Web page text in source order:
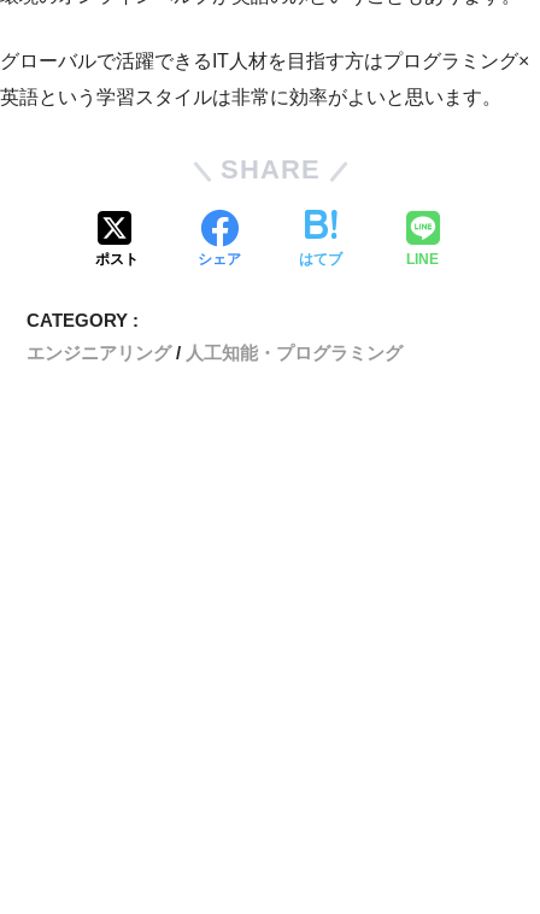
グローバルで活躍できるIT人材を目指す方はプログラミング×
英語という学習スタイルは非常に効率がよいと思います。
SHARE
ポスト シェア はてブ LINE
CATEGORY :
エンジニアリング
人工知能・プログラミング